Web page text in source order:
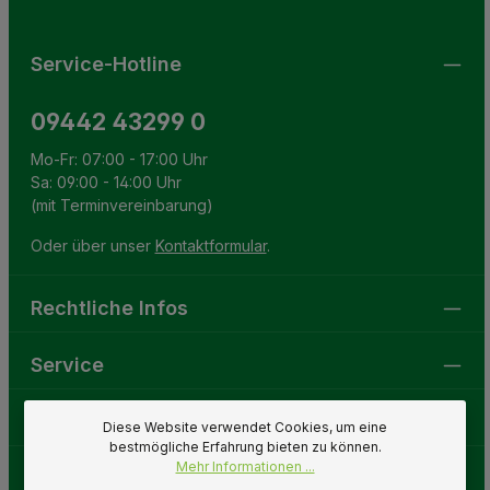
Service-Hotline
09442 43299 0
Mo-Fr: 07:00 - 17:00 Uhr
Sa: 09:00 - 14:00 Uhr
(mit Terminvereinbarung)
Oder über unser Kontaktformular.
Rechtliche Infos
Service
GartenweltDiese Website verwendet Cookies, um eine
bestmögliche Erfahrung bieten zu können.
Mehr Informationen ...